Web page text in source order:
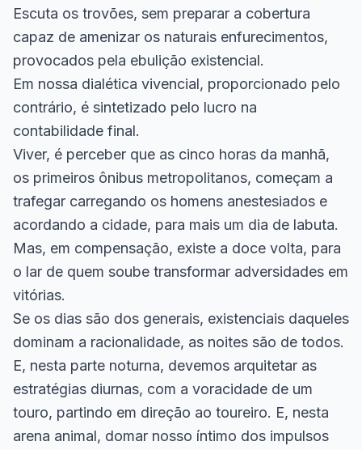
Escuta os trovões, sem preparar a cobertura
capaz de amenizar os naturais enfurecimentos,
provocados pela ebulição existencial.
Em nossa dialética vivencial, proporcionado pelo
contrário, é sintetizado pelo lucro na
contabilidade final.
Viver, é perceber que as cinco horas da manhã,
os primeiros ônibus metropolitanos, começam a
trafegar carregando os homens anestesiados e
acordando a cidade, para mais um dia de labuta.
Mas, em compensação, existe a doce volta, para
o lar de quem soube transformar adversidades em
vitórias.
Se os dias são dos generais, existenciais daqueles
dominam a racionalidade, as noites são de todos.
E, nesta parte noturna, devemos arquitetar as
estratégias diurnas, com a voracidade de um
touro, partindo em direção ao toureiro. E, nesta
arena animal, domar nosso íntimo dos impulsos